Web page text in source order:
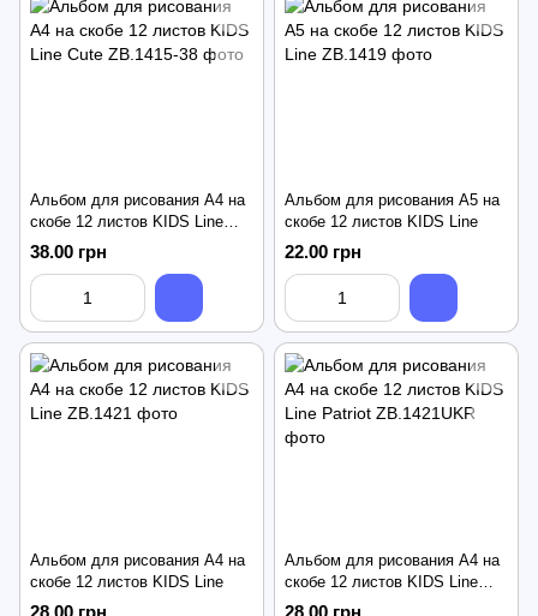
Альбом для рисования А4 на
скобе 12 листов KIDS Line
Cute
38.00 грн
Альбом для рисования А5 на
скобе 12 листов KIDS Line
22.00 грн
Альбом для рисования А4 на
скобе 12 листов KIDS Line
28.00 грн
Альбом для рисования А4 на
скобе 12 листов KIDS Line
Patriot
28.00 грн